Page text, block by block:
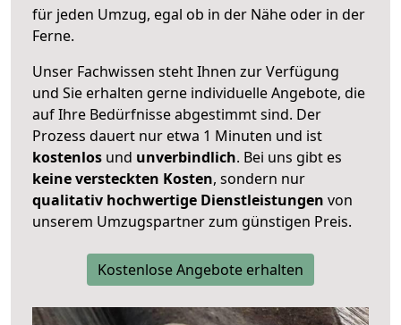
für jeden Umzug, egal ob in der Nähe oder in der
Ferne.
Unser Fachwissen steht Ihnen zur Verfügung
und Sie erhalten gerne individuelle Angebote, die
auf Ihre Bedürfnisse abgestimmt sind. Der
Prozess dauert nur etwa 1 Minuten und ist
kostenlos und unverbindlich. Bei uns gibt es
keine versteckten Kosten, sondern nur
qualitativ hochwertige Dienstleistungen von
unserem Umzugspartner zum günstigen Preis.
Kostenlose Angebote erhalten